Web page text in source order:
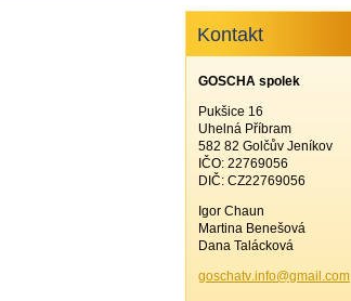
Kontakt
GOSCHA spolek
Pukšice 16
Uhelná Příbram
582 82 Golčův Jeníkov
IČO: 22769056
DIČ: CZ22769056
Igor Chaun
Martina Benešová
Dana Talácková
goschatv.info@gmail.com